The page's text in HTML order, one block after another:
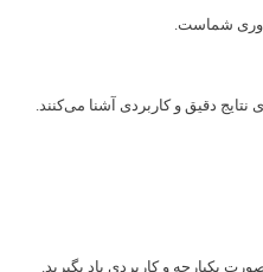
دقیق و کاربردی آشنا می‌کنند.